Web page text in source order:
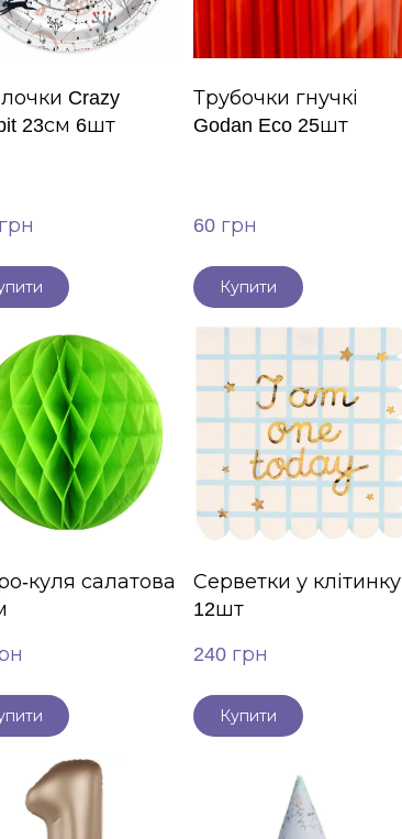
Crazy
23см 6шт
Трубочки гнучкі
Godan Eco 25шт
60 грн
Купити
куля салатова
Серветки у клітинку
12шт
240 грн
Купити